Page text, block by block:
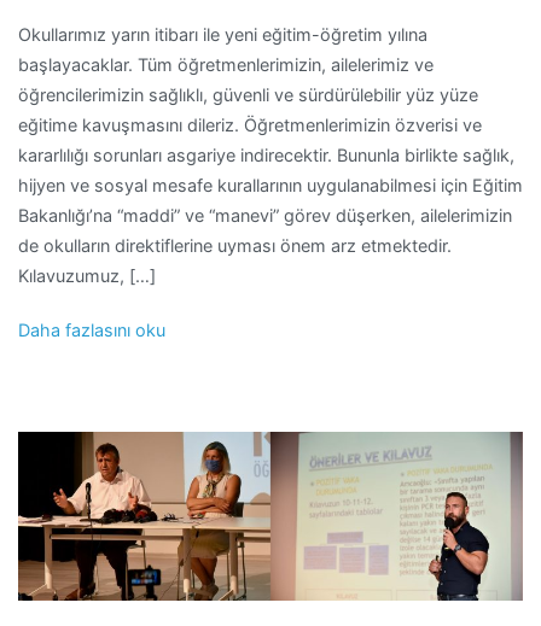
Okullarımız yarın itibarı ile yeni eğitim-öğretim yılına
başlayacaklar. Tüm öğretmenlerimizin, ailelerimiz ve
öğrencilerimizin sağlıklı, güvenli ve sürdürülebilir yüz yüze
eğitime kavuşmasını dileriz. Öğretmenlerimizin özverisi ve
kararlılığı sorunları asgariye indirecektir. Bununla birlikte sağlık,
hijyen ve sosyal mesafe kurallarının uygulanabilmesi için Eğitim
Bakanlığı’na “maddi” ve “manevi” görev düşerken, ailelerimizin
de okulların direktiflerine uyması önem arz etmektedir.
Kılavuzumuz, […]
Daha fazlasını oku